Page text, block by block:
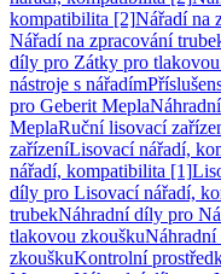
kompatibilita [2]Nářadí na
Nářadí na zpracování
díly pro Zátky pro
nástroje s nářadím
pro Geberit Mepla
MeplaRuční lisovací
zařízeníLisovací nářadí,
nářadí, kompatibilita [1]
díly pro Lisovací nářadí,
trubekNáhradní díly pro
tlakovou zkoušku
zkouškuKontrolní